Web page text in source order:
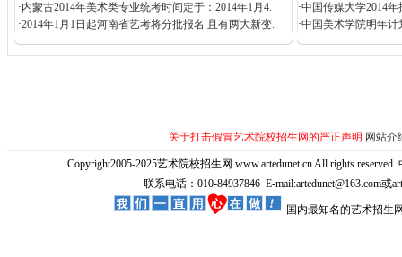
·内蒙古2014年美术类专业统考时间定于：2014年1月4.
·2014年1月1日起河南省艺考将分批报名 且有两大新变.
·中国传媒大学2014
·中国美术学院明年计
关于打击假冒艺术院校招生网的严正声明 网站介
Copyright2005-2025艺术院校招生网 www.artedunet.cn All rights reserved
联系电话：010-84937846 E-mail:artedunet@163.com或
国内最知名的艺术招生